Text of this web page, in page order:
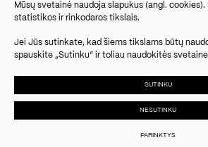
Kontaktai
Savanorių pr. 67, Vilnius
Šiuo metu nedirbame
Mūsų svetainė naudoja slapukus (angl.
statistikos ir rinkodaros tikslais.
Jei Jūs sutinkate, kad šiems tikslams būtų
spauskite „Sutinku“ ir toliau naudokitės
SUTINKU
NESUTINKU
PARINKTYS